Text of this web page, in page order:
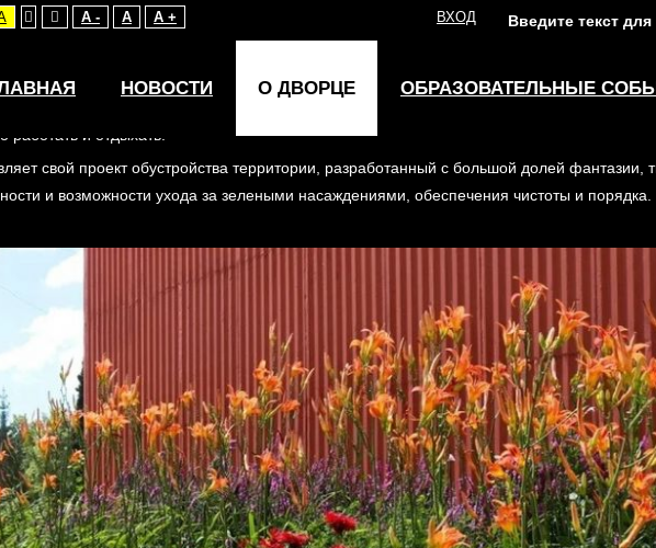
A - A A + ВХОД
НОВОСТИ О ДВОРЦЕ ОБРАЗОВАТЕЛЬНЫЕ
людей вокруг одной главной задачи — сделать Челябинск красивым,
и отдыхать.
свой проект обустройства территории, разработанный с большой долей фантазии,
и возможности ухода за зелеными насаждениями, обеспечения чистоты и порядка.